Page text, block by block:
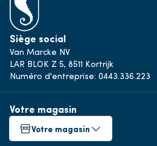
Siège social
Van Marcke NV
LAR BLOK Z 5, 8511 Kortrijk
Numéro d'entreprise: 0443.336.223
Votre magasin
Votre magasin